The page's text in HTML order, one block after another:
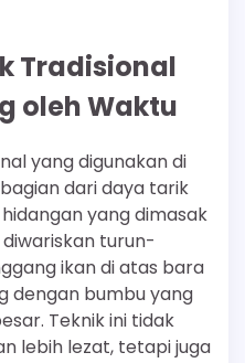
Tradisional
oleh Waktu
yang digunakan di
dari daya tarik
yang dimasak
turun-
ikan di atas bara
dengan bumbu yang
Teknik ini tidak
lebih lezat, tetapi juga